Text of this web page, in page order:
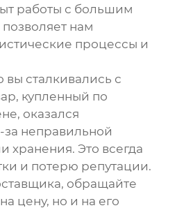
работы с большим
нам
процессы и
вы сталкивались с
купленный по
оказался
неправильной
хранения. Это всегда
и потерю репутации.
обращайте
цену, но и на его